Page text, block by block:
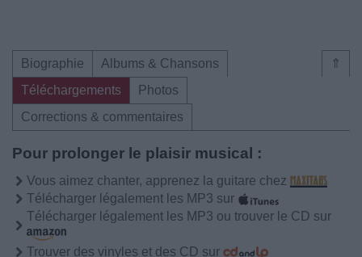
⇑
Biographie
Albums & Chansons
Téléchargements
Photos
Corrections & commentaires
Pour prolonger le plaisir musical :
Vous aimez chanter, apprenez la guitare chez
Télécharger légalement les MP3 sur
Télécharger légalement les MP3 ou trouver le CD sur
Trouver des vinyles et des CD sur